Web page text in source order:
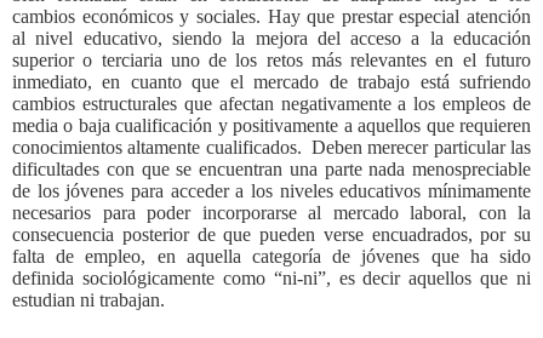
cambios económicos y sociales. Hay que prestar especial atención
al nivel educativo, siendo la mejora del acceso a la educación
superior o terciaria uno de los retos más relevantes en el futuro
inmediato, en cuanto que el mercado de trabajo está sufriendo
cambios estructurales que afectan negativamente a los empleos de
media o baja cualificación y positivamente a aquellos que requieren
conocimientos altamente cualificados. Deben merecer particular las
dificultades con que se encuentran una parte nada menospreciable
de los jóvenes para acceder a los niveles educativos mínimamente
necesarios para poder incorporarse al mercado laboral, con la
consecuencia posterior de que pueden verse encuadrados, por su
falta de empleo, en aquella categoría de jóvenes que ha sido
definida sociológicamente como “ni-ni”, es decir aquellos que ni
estudian ni trabajan.